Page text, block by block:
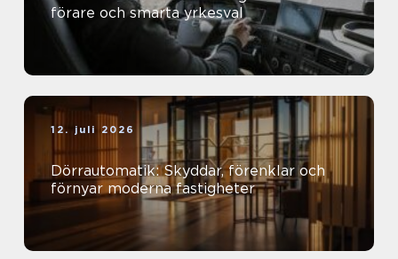
förare och smarta yrkesval
12. juli 2026
Dörrautomatik: Skyddar, förenklar och
förnyar moderna fastigheter